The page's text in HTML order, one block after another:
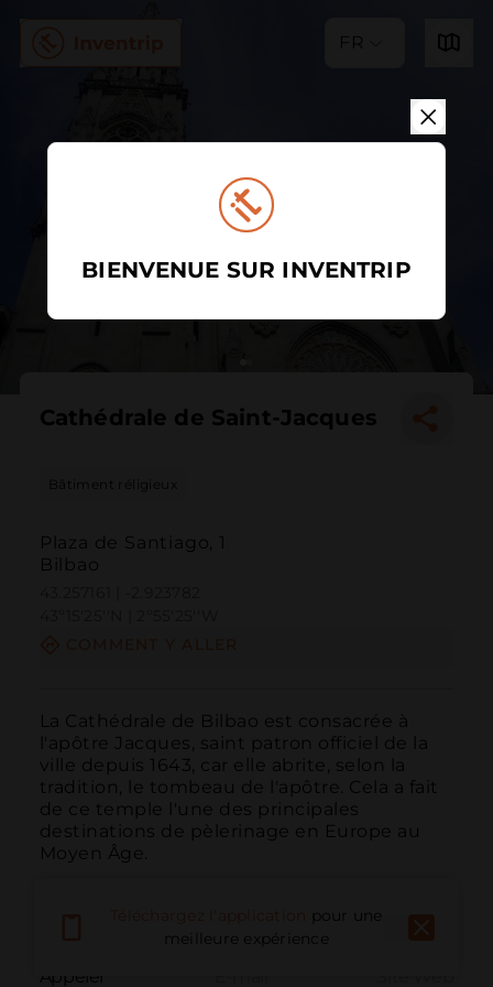
FR
Cathédrale de Saint-Jacques
Bâtiment réligieux
Plaza de Santiago, 1
Bilbao
La Cathédrale de Bilbao est consacrée à
l'apôtre Jacques, saint patron officiel de la
ville depuis 1643, car elle abrite, selon la
tradition, le tombeau de l'apôtre. Cela a fait
de ce temple l'une des principales
destinations de pèlerinage en Europe au
Moyen Âge.
Appeler
pour une
meilleure expérience
BIENVENUE SUR INVENTRIP